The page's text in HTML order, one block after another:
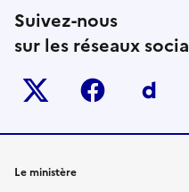
Suivez-nous
sur les réseaux
Twitter-x facebook
Le ministère